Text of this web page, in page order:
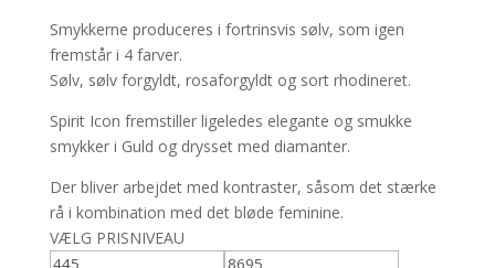
Smykkerne produceres i fortrinsvis sølv, som igen
fremstår i 4 farver.
Sølv, sølv forgyldt, rosaforgyldt og sort rhodineret.
Spirit Icon fremstiller ligeledes elegante og smukke
smykker i Guld og drysset med diamanter.
Der bliver arbejdet med kontraster, såsom det stærke
rå i kombination med det bløde feminine.
VÆLG PRISNIVEAU